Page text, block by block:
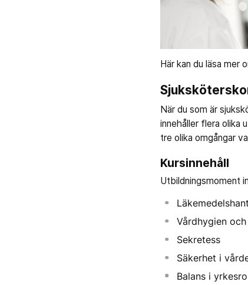
Här kan du läsa mer
När du som är
innehåller flera olika
tre olika omgångar
Kursinnehåll
Utbildningsmoment
Vårdhygien
Sekretess
Säkerhet i
Balans i